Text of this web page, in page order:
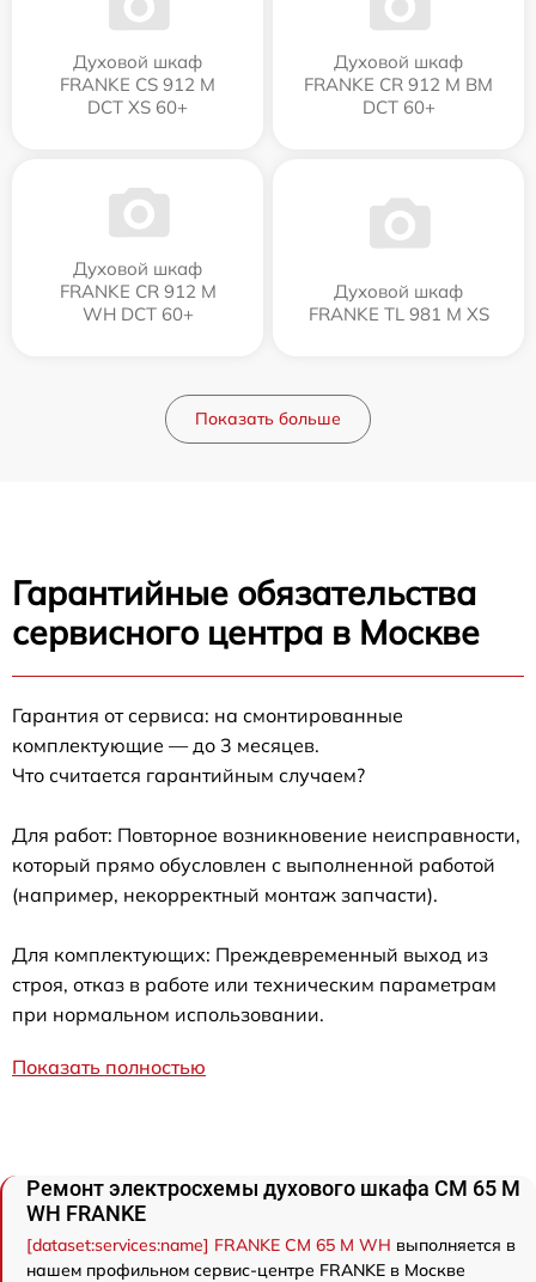
Духовой шкаф
FRANKE CS 912 M
DCT XS 60+
Духовой шкаф
FRANKE CR 912 M BM
DCT 60+
Духовой шкаф
FRANKE CR 912 M
WH DCT 60+
Духовой шкаф
FRANKE TL 981 M XS
Показать больше
Гарантийные обязательства
сервисного центра в Москве
Гарантия от сервиса: на смонтированные
комплектующие — до 3 месяцев.
Что считается гарантийным случаем?
Для работ: Повторное возникновение неисправности,
который прямо обусловлен с выполненной работой
(например, некорректный монтаж запчасти).
Для комплектующих: Преждевременный выход из
строя, отказ в работе или техническим параметрам
при нормальном использовании.
Показать полностью
Ремонт электросхемы духового шкафа CM 65 M
WH FRANKE
[dataset:services:name] FRANKE CM 65 M WH выполняется в
нашем профильном сервис-центре FRANKE в Москве